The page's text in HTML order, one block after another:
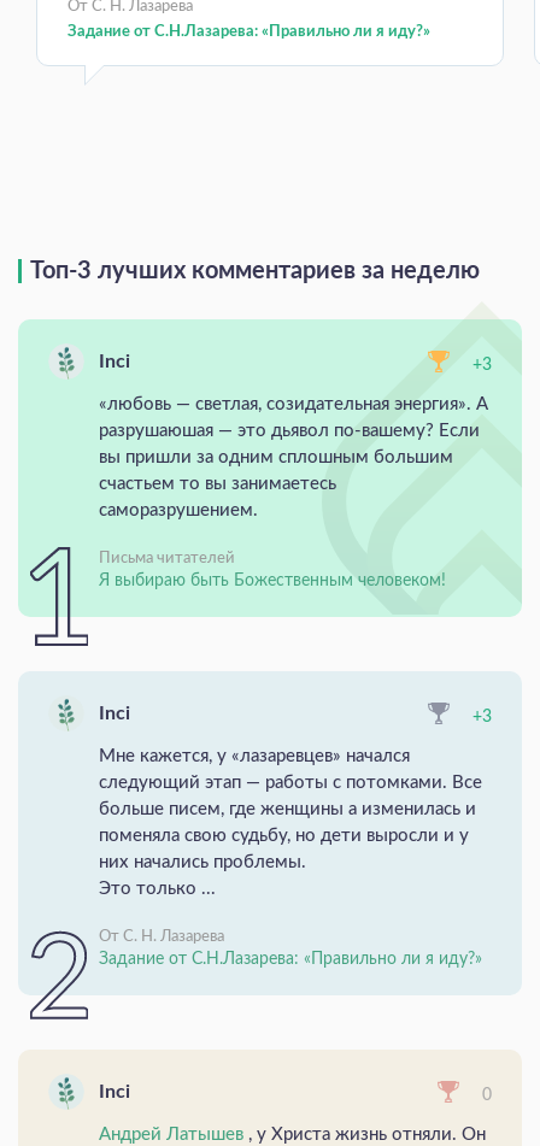
От С. Н. Лазарева
Задание от С.Н.Лазарева: «Правильно ли я иду?»
Топ-3 лучших комментариев за неделю
Inci +3
«любовь — светлая, созидательная энергия». А
разрушаюшая — это дьявол по-вашему? Если
вы пришли за одним сплошным большим
счастьем то вы занимаетесь
саморазрушением.
Письма читателей
Я выбираю быть Божественным человеком!
Inci +3
Мне кажется, у «лазаревцев» начался
следующий этап — работы с потомками. Все
больше писем, где женщины а изменилась и
поменяла свою судьбу, но дети выросли и у
них начались проблемы.
Это только ...
От С. Н. Лазарева
Задание от С.Н.Лазарева: «Правильно ли я иду?»
Inci 0
Андрей Латышев , у Христа жизнь отняли. Он